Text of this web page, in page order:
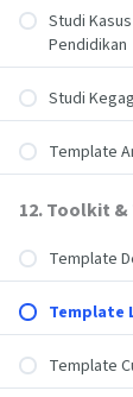
Studi
Pendidikan
Studi
Template
12. Toolkit
Template
Template
Template